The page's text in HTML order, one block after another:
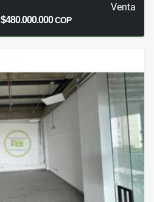
Venta
$480.000.000COP